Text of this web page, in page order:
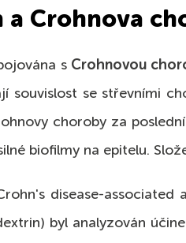
Crohnova
s Crohnovou
souvislost se střevními
choroby za
biofilmy na epitelu.
disease-
byl analyzován